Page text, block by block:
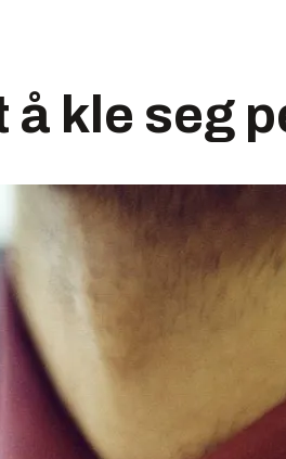
å kle seg